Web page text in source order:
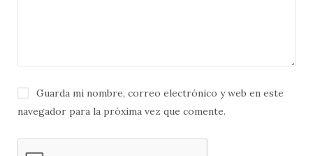
Guarda mi nombre, correo electrónico y web en este
navegador para la próxima vez que comente.